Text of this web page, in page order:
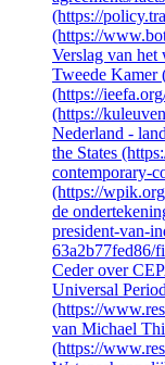
(https://
(https://
Verslag van
Tweede Kamer
(https://
(https://
Nederland -
the States
contemporary-
(https://
de
president-van-
63a2b77fed86/
Ceder over
Universal
(https://
van Michael
(https://